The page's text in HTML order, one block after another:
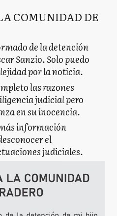
COMUNIDAD DE
de la detención
Sanzio. Solo puedo
por la noticia.
las razones
judicial pero
en su inocencia.
información
el
judiciales.